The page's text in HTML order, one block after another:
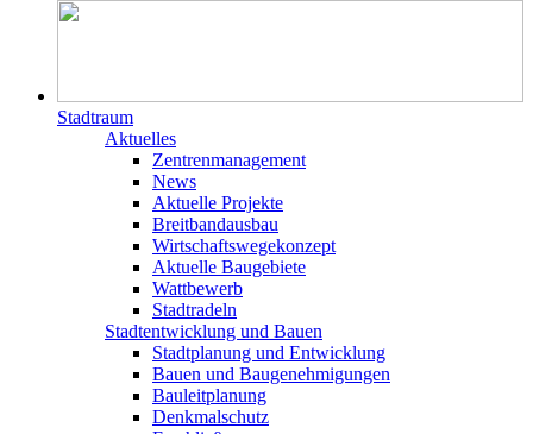
Stadtraum
Aktuelles
Zentrenmanagement
News
Aktuelle Projekte
Breitbandausbau
Wirtschaftswegekonzept
Aktuelle Baugebiete
Wattbewerb
Stadtradeln
Stadtentwicklung und Bauen
Stadtplanung und Entwicklung
Bauen und Baugenehmigungen
Bauleitplanung
Denkmalschutz